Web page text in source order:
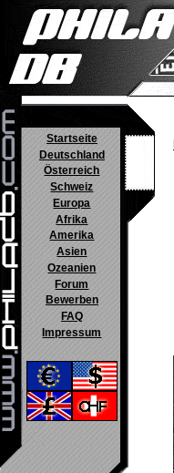
Startseite
Deutschland
Österreich
Schweiz
Europa
Afrika
Amerika
Asien
Ozeanien
Forum
Bewerben
FAQ
Impressum